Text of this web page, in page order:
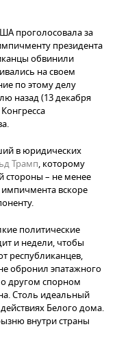
проголосовала за
президента
обвинили
на своем
по этому делу
назад (13 декабря
в юридических
Трамп, которому
стороны – не менее
вскоре
политические
и недели, чтобы
республиканцев,
обронил эпатажного
о другом спорном
Столь идеальный
Белого дома.
внутри страны